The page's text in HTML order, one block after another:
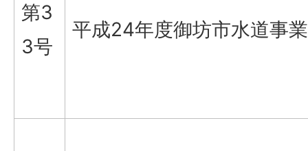
第3
3号
平成24年度御坊市水道事